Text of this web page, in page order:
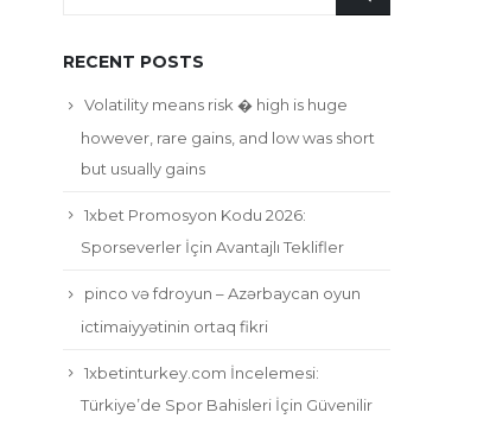
RECENT POSTS
Volatility means risk � high is huge
however, rare gains, and low was short
but usually gains
1xbet Promosyon Kodu 2026:
Sporseverler İçin Avantajlı Teklifler
pinco və fdroyun – Azərbaycan oyun
ictimaiyyətinin ortaq fikri
1xbetinturkey.com İncelemesi:
Türkiye’de Spor Bahisleri İçin Güvenilir